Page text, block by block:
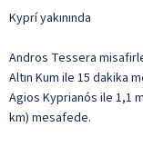
Kyprí yakınında
Andros Tessera
Altın Kum ile 15 dakika
Agios Kyprianós ile 1,1
km) mesafede.